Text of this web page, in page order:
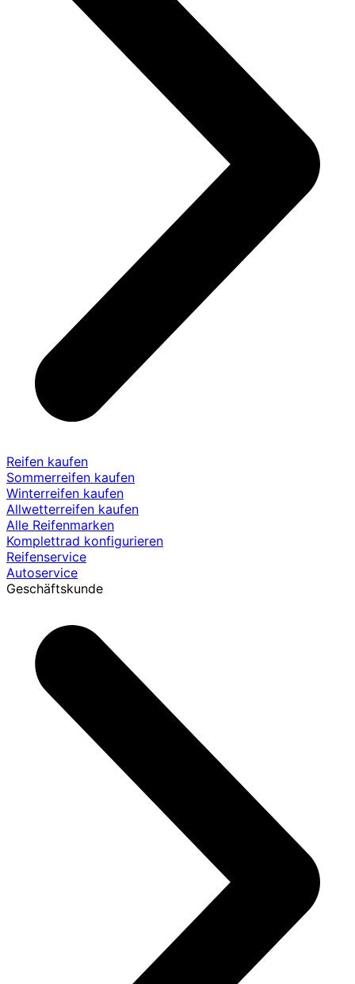
Reifen kaufen
Sommerreifen kaufen
Winterreifen kaufen
Allwetterreifen kaufen
Alle Reifenmarken
Komplettrad konfigurieren
Reifenservice
Autoservice
Geschäftskunde